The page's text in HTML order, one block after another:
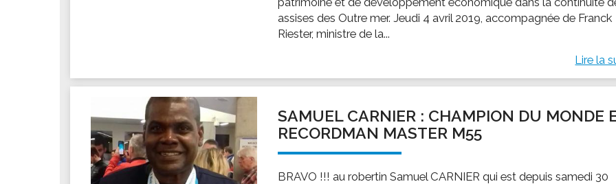
Les espaces numériques
Infos baignade
Infos sargasse
Toilettes publiques
assises des Outre mer. Jeudi 4 avril 2019, accompagnée de Franck
Riester, ministre de la...
Lire la
SAMUEL CARNIER : CHAMPION DU MONDE
RECORDMAN MASTER M55
BRAVO !!! au robertin Samuel CARNIER qui est depuis samedi 30